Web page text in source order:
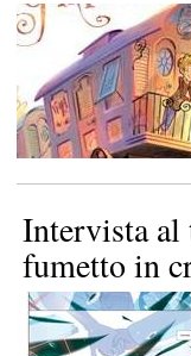
Intervista
fumetto in